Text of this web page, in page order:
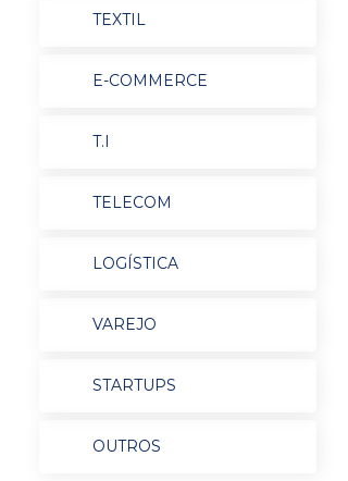
TEXTIL
E-COMMERCE
T.I
TELECOM
LOGÍSTICA
VAREJO
STARTUPS
OUTROS